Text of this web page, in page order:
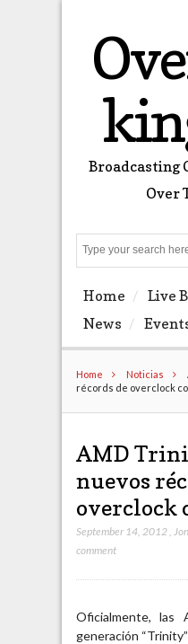
Broadcasting
Over
Home Live
News
Home Noticias
récords de overclock
AMD
nuevos
overclock
September 14, 2012,
comment
Oficialmente, las
generación